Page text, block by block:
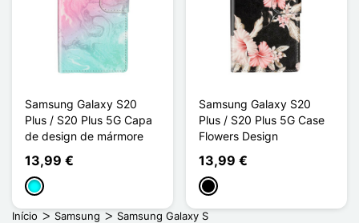
Samsung Galaxy S20
Plus / S20 Plus 5G Capa
de design de mármore
13,99 €
Ciano
Samsung Galaxy S20
Plus / S20 Plus 5G Case
Flowers Design
13,99 €
Preto
Início Samsung
Samsung Galaxy S